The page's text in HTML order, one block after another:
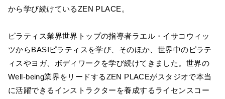
から学び続けているZEN PLACE。
ピラティス業界世界トップの指導者ラエル・イサコウィッ
ツからBASIピラティスを学び、そのほか、世界中のピラテ
ィスやヨガ、ボディワークを学び続けてきました。世界の
Well-being業界をリードするZEN PLACEがスタジオで本当
に活躍できるインストラクターを養成するライセンスコー